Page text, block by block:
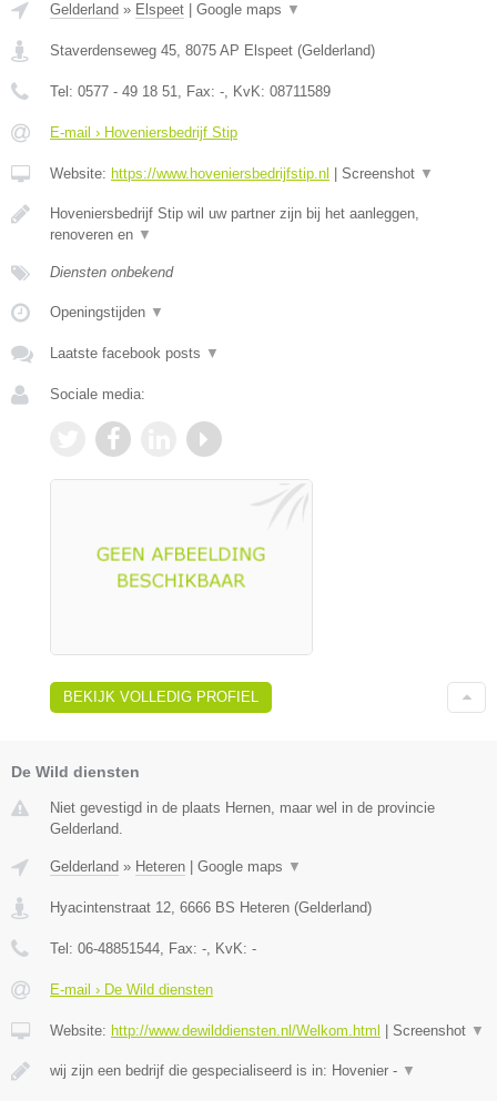
Gelderland » Elspeet Google maps ▼
Staverdenseweg 45, 8075 AP Elspeet (Gelderland)
Tel: 0577 - 49 18 51, Fax: -, KvK: 08711589
E-mail › Hoveniersbedrijf Stip
Website: https://www.hoveniersbedrijfstip.nl Screenshot ▼
Hoveniersbedrijf Stip wil uw partner zijn bij het aanleggen,
renoveren en ▼
Diensten onbekend
Openingstijden ▼
Laatste facebook posts ▼
Sociale media:
BEKIJK VOLLEDIG PROFIEL
De Wild diensten
Niet gevestigd in de plaats Hernen, maar wel in de provincie
Gelderland.
Gelderland » Heteren Google maps ▼
Hyacintenstraat 12 6666 BS Heteren (Gelderland)
Tel: 06-48851544 , Fax: - , KvK: -
E-mail › De Wild diensten
Website: http://www.dewilddiensten.nl/Welkom.html Screenshot ▼
wij zijn een bedrijf die gespecialiseerd is in: Hovenier - ▼